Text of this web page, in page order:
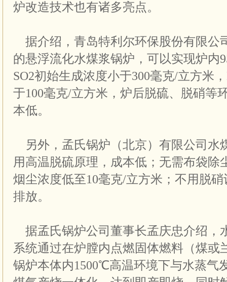
炉改造技术也有诸多亮点。
据介绍，青岛特利尔环保股份有限公
的悬浮流化水煤浆锅炉，可以实现炉内
SO2初始生成浓度小于300毫克/立方米
于100毫克/立方米，炉后脱硫、脱硝等
本低。
另外，孟氏锅炉（北京）有限公司水
用高温脱硫原理，成本低；无需布袋除
烟尘浓度低至10毫克/立方米；不用脱
排放。
据孟氏锅炉公司董事长孟庆忠介绍，
系统通过在炉膛内点燃固体燃料（煤或
锅炉本体内1500℃高温环境下与水蒸气